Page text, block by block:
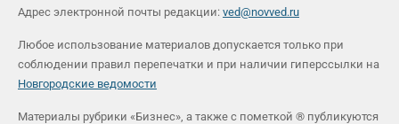
Адрес электронной почты редакции: ved@novved.ru
Любое использование материалов допускается только при
соблюдении правил перепечатки и при наличии гиперссылки на
Новгородские ведомости
Материалы рубрики «Бизнес», а также с пометкой ® публикуются